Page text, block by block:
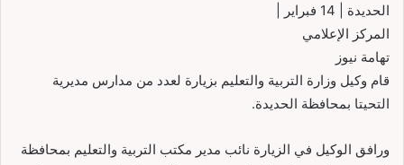
الحديدة | 14 فبراير |
المركز الإعلامي
تهامة نيوز
قام وكيل وزارة التربية والتعليم بزيارة لعدد من مدارس مديرية
التحيتا بمحافظة الحديدة.
ورافق الوكيل في الزيارة نائب مدير مكتب التربية والتعليم بمحافظة